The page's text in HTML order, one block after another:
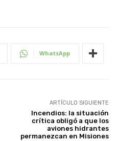
WhatsApp
ARTÍCULO SIGUIENTE
Incendios: la situación
crítica obligó a que los
aviones hidrantes
permanezcan en Misiones